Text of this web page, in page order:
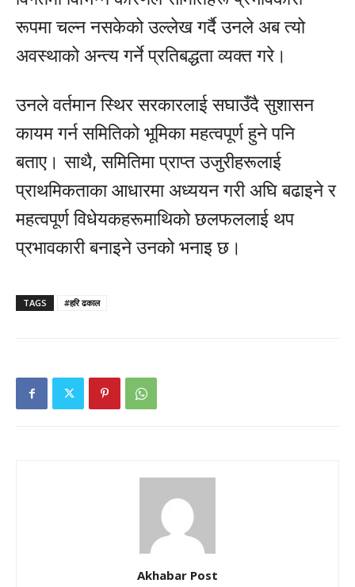
रूपमा चल्न नसकेको उल्लेख गर्दै उनले अब त्यो
अवस्थाको अन्त्य गर्ने प्रतिबद्धता व्यक्त गरे।
उनले वर्तमान स्थिर सरकारलाई सघाउँदै सुशासन
कायम गर्न समितिको भूमिका महत्वपूर्ण हुने पनि
बताए। साथै, समितिमा प्राप्त उजुरीहरूलाई
प्राथमिकताका आधारमा अध्ययन गरी अघि बढाइने र
महत्वपूर्ण विधेयकहरूमाथिको छलफललाई थप
प्रभावकारी बनाइने उनको भनाइ छ।
TAGS #हरि ढकाल
Akhabar Post